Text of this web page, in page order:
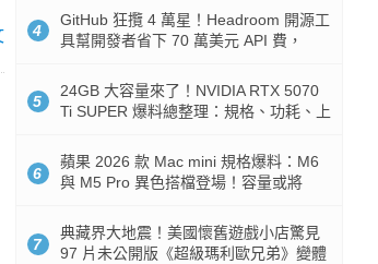
4
GitHub 狂攬 4 萬星！Headroom 開源工
具幫開發者省下 70 萬美元 API 費，
5
24GB 大容量來了！NVIDIA RTX 5070
Ti SUPER 爆料總整理：規格、功耗、上
6
蘋果 2026 款 Mac mini 規格爆料：M6
與 M5 Pro 異色搭檔登場！容量或將
7
典藏界大地震！美國懷舊遊戲小店驚見
97 片未公開版《超級瑪利歐兄弟》變體